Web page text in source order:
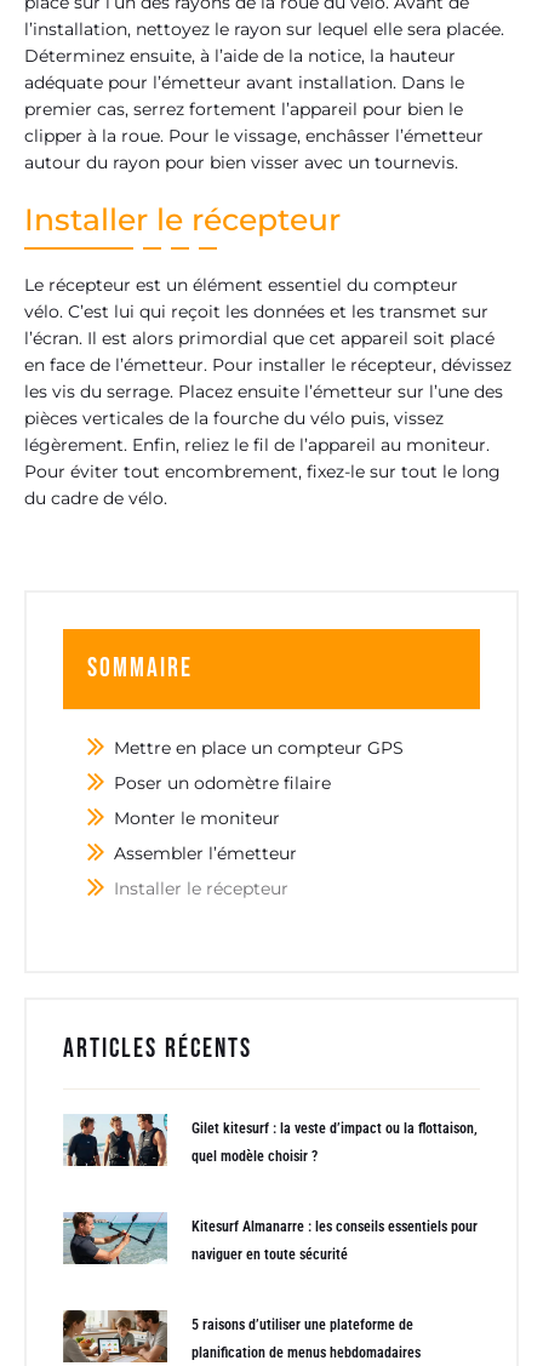
l’installation, nettoyez le rayon sur lequel elle sera placée.
Déterminez ensuite, à l’aide de la notice, la hauteur
adéquate pour l’émetteur avant installation. Dans le
premier cas, serrez fortement l’appareil pour bien le
clipper à la roue. Pour le vissage, enchâsser l’émetteur
autour du rayon pour bien visser avec un tournevis.
Installer le récepteur
Le récepteur est un élément essentiel du compteur
vélo. C’est lui qui reçoit les données et les transmet sur
l’écran. Il est alors primordial que cet appareil soit placé
en face de l’émetteur. Pour installer le récepteur, dévissez
les vis du serrage. Placez ensuite l’émetteur sur l’une des
pièces verticales de la fourche du vélo puis, vissez
légèrement. Enfin, reliez le fil de l’appareil au moniteur.
Pour éviter tout encombrement, fixez-le sur tout le long
du cadre de vélo.
Sommaire
Mettre en place un compteur GPS
Poser un odomètre filaire
Monter le moniteur
Assembler l’émetteur
Installer le récepteur
Articles récents
Gilet kitesurf : la veste d’impact ou la flottaison,
quel modèle choisir ?
Kitesurf Almanarre : les conseils essentiels pour
naviguer en toute sécurité
5 raisons d’utiliser une plateforme de
planification de menus hebdomadaires